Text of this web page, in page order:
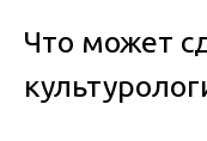
Что может